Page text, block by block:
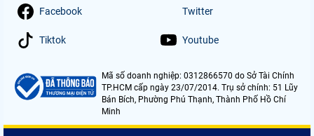
Facebook Twitter
Tiktok Youtube
Mã số doanh nghiệp: 0312866570 do Sở Tài Chính
TP.HCM cấp ngày 23/07/2014. Trụ sở chính: 51 Lũy
Bán Bích, Phường Phú Thạnh, Thành Phố Hồ Chí
Minh